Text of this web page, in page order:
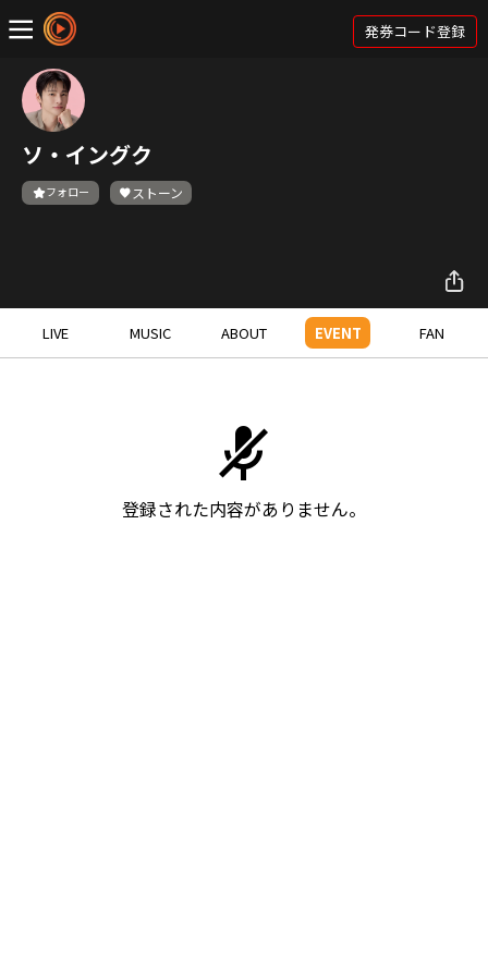
発券コード登録
ソ・イングク
フォロー ストーン
LIVE MUSIC ABOUT EVENT FAN
登録された内容がありません。